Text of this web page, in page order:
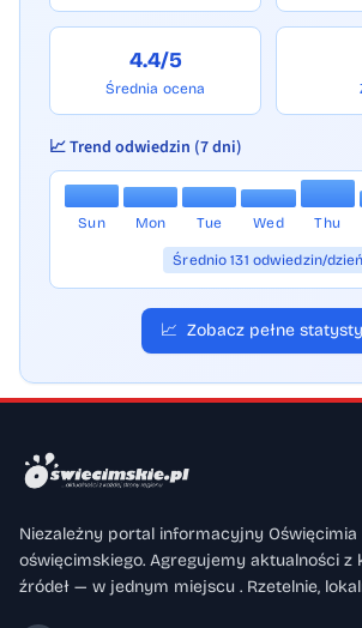
4.4/5
Średnia ocena
📈 Trend odwiedzin (7 dni)
Sun Mon Tue Wed Thu
Średnio 131 odwiedzin/dzień
📈 Zobacz pełne
Niezależny portal informacyjny
oświęcimskiego. Agregujemy aktualności z
źródeł — w jednym miejscu . Rzetelnie,